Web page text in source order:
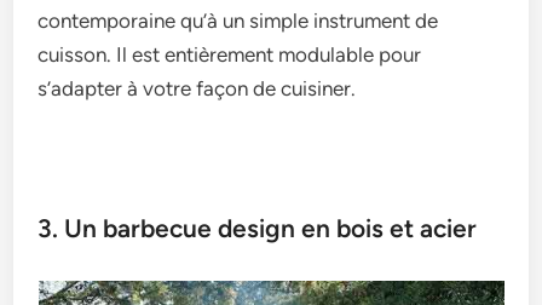
contemporaine qu’à un simple instrument de
cuisson. Il est entièrement modulable pour
s’adapter à votre façon de cuisiner.
3. Un barbecue design en bois et acier